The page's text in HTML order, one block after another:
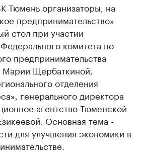
Тюмень организаторы, на
предпринимательство»
стол при участии
комитета по
предпринимательства
Щербаткиной,
отделения
генерального директора
агентство Тюменской
Основная тема -
для улучшения экономики в